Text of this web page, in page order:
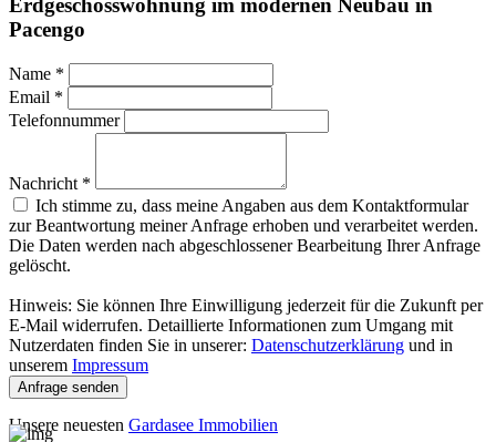
Erdgeschosswohnung im modernen Neubau in
Pacengo
Name *
Email *
Telefonnummer
Nachricht *
Ich stimme zu, dass meine Angaben aus dem Kontaktformular
zur Beantwortung meiner Anfrage erhoben und verarbeitet werden.
Die Daten werden nach abgeschlossener Bearbeitung Ihrer Anfrage
gelöscht.
Hinweis: Sie können Ihre Einwilligung jederzeit für die Zukunft per
E-Mail widerrufen. Detaillierte Informationen zum Umgang mit
Nutzerdaten finden Sie in unserer: Datenschutzerklärung und in
unserem Impressum
Anfrage senden
Unsere neuesten Gardasee Immobilien